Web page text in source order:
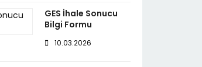
GES İhale Sonucu
Bilgi Formu
10.03.2026